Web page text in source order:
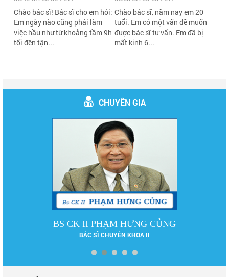
Chào bác sĩ! Bác sĩ cho em hỏi:
Em ngày nào cũng phải làm
việc hầu như từ khoảng tầm 9h
tối đên tận...
Chào bác sĩ, năm nay em 20
tuổi. Em có một vấn đề muốn
được bác sĩ tư vấn. Em đã bị
mất kinh 6...
CHUYÊN GIA
BS CK II PHẠM HƯNG CỦNG
BÁC SĨ CHUYÊN KHOA II